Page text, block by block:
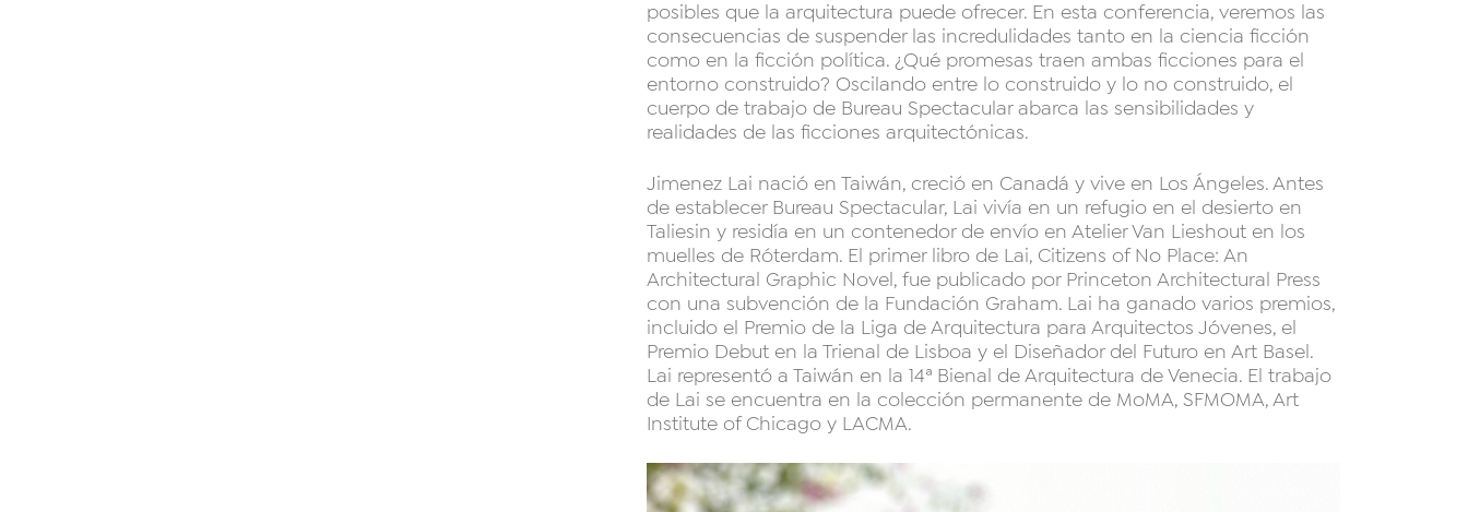
posibles que la arquitectura puede ofrecer. En esta conferencia, veremos las
consecuencias de suspender las incredulidades tanto en la ciencia ficción
como en la ficción política. ¿Qué promesas traen ambas ficciones para el
entorno construido? Oscilando entre lo construido y lo no construido, el
cuerpo de trabajo de Bureau Spectacular abarca las sensibilidades y
realidades de las ficciones arquitectónicas.
Jimenez Lai nació en Taiwán, creció en Canadá y vive en Los Ángeles. Antes
de establecer Bureau Spectacular, Lai vivía en un refugio en el desierto en
Taliesin y residía en un contenedor de envío en Atelier Van Lieshout en los
muelles de Róterdam. El primer libro de Lai, Citizens of No Place: An
Architectural Graphic Novel, fue publicado por Princeton Architectural Press
con una subvención de la Fundación Graham. Lai ha ganado varios premios,
incluido el Premio de la Liga de Arquitectura para Arquitectos Jóvenes, el
Premio Debut en la Trienal de Lisboa y el Diseñador del Futuro en Art Basel.
Lai representó a Taiwán en la 14ª Bienal de Arquitectura de Venecia. El trabajo
de Lai se encuentra en la colección permanente de MoMA, SFMOMA, Art
Institute of Chicago y LACMA.